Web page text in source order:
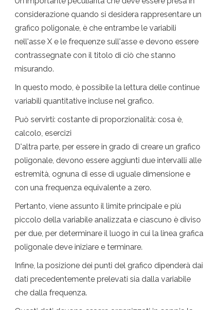
considerazione quando si desidera rappresentare un
grafico poligonale, è che entrambe le variabili
nell'asse X e le frequenze sull'asse e devono essere
contrassegnate con il titolo di ciò che stanno
misurando.
In questo modo, è possibile la lettura delle continue
variabili quantitative incluse nel grafico.
Può servirti: costante di proporzionalità: cosa è,
calcolo, esercizi
D'altra parte, per essere in grado di creare un grafico
poligonale, devono essere aggiunti due intervalli alle
estremità, ognuna di esse di uguale dimensione e
con una frequenza equivalente a zero.
Pertanto, viene assunto il limite principale e più
piccolo della variabile analizzata e ciascuno è diviso
per due, per determinare il luogo in cui la linea grafica
poligonale deve iniziare e terminare.
Infine, la posizione dei punti del grafico dipenderà dai
dati precedentemente prelevati sia dalla variabile
che dalla frequenza.